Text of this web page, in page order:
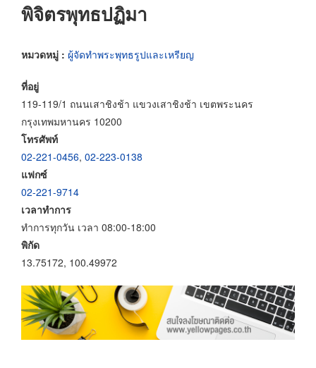
พิจิตรพุทธปฏิมา
หมวดหมู่ : ผู้จัดทำพระพุทธรูปและเหรียญ
ที่อยู่
119-119/1 ถนนเสาชิงช้า แขวงเสาชิงช้า เขตพระนคร
กรุงเทพมหานคร 10200
โทรศัพท์
02-221-0456, 02-223-0138
แฟกซ์
02-221-9714
เวลาทำการ
ทำการทุกวัน เวลา 08:00-18:00
พิกัด
13.75172, 100.49972